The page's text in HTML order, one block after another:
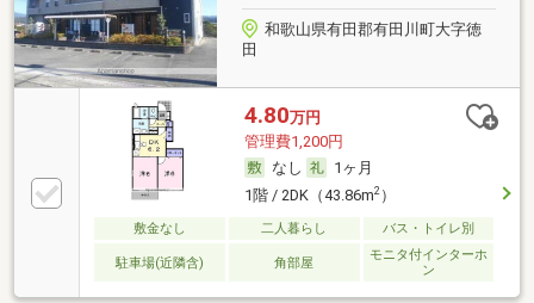
和歌山県有田郡有田川町大字徳
田
4.80万円
管理費1,200円
なし
1ヶ月
1階 / 2DK（43.86m2）
敷金なし 二人暮らし バス・トイレ別
駐車場(近隣含) 角部屋
モニタ付インターホ
ン